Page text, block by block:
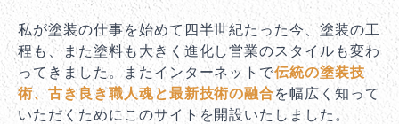
私が塗装の仕事を始めて四半世紀たった今、塗装の工
程も、また塗料も大きく進化し営業のスタイルも変わ
ってきました。またインターネットで伝統の塗装技
術、古き良き職人魂と最新技術の融合を幅広く知って
いただくためにこのサイトを開設いたしました。